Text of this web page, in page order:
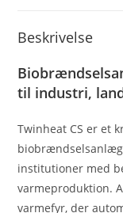
Beskrivelse
til industri,
Twinheat CS er et
institutioner med
varmeproduktion.
varmefyr, der